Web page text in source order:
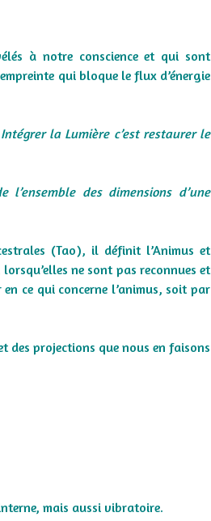
à notre conscience et qui sont
qui bloque le flux d’énergie
la Lumière c’est restaurer le
des dimensions d’une
(Tao), il définit l’Animus et
ne sont pas reconnues et
ce qui concerne l’animus, soit par
des projections que nous en faisons
mais aussi vibratoire.